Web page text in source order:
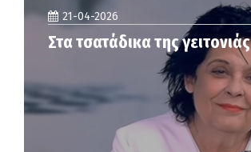
21-04-2026
Στα τσατάδικα της γειτονιάς